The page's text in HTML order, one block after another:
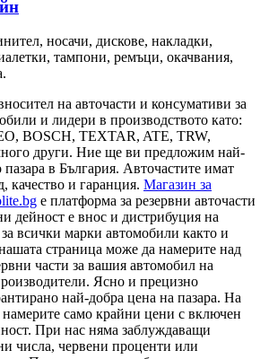
носачи, дискове, накладки,
тампони, ремъци, окачвания,
на авточасти и консумативи за
и лидери в производството като:
BOSCH, TEXTAR, ATE, TRW,
други. Ние ще ви предложим най-
пазара в България. Авточастите имат
качество и гаранция. Магазин за
е платформа за резервни авточасти
дейност е внос и дистрибуция на
всички марки автомобили както и
страница може да намерите над
части за вашия автомобил на
Ясно и прецизно
най-добра цена на пазара. На
само крайни цени с включен
При нас няма заблуждаващи
числа, червени проценти или